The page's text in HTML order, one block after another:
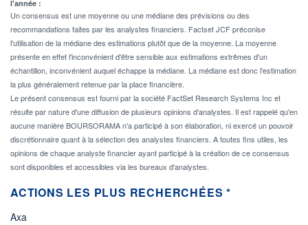
l'année :
Un consensus est une moyenne ou une médiane des prévisions ou des
recommandations faites par les analystes financiers. Factset JCF préconise
l'utilisation de la médiane des estimations plutôt que de la moyenne. La moyenne
présente en effet l'inconvénient d'être sensible aux estimations extrêmes d'un
échantillon, inconvénient auquel échappe la médiane. La médiane est donc l'estimation
la plus généralement retenue par la place financière.
Le présent consensus est fourni par la société FactSet Research Systems Inc et
résulte par nature d'une diffusion de plusieurs opinions d'analystes. Il est rappelé qu'en
aucune manière BOURSORAMA n'a participé à son élaboration, ni exercé un pouvoir
discrétionnaire quant à la sélection des analystes financiers. A toutes fins utiles, les
opinions de chaque analyste financier ayant participé à la création de ce consensus
sont disponibles et accessibles via les bureaux d'analystes.
ACTIONS LES PLUS RECHERCHÉES *
Axa